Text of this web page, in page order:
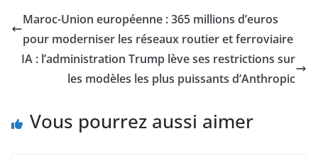
e
b
o
er l s
A
p
p
y
Li
n
k
e
dI
n
Maroc-Union européenne : 365 millions d’euros
pour moderniser les réseaux routier et ferroviaire
IA : l’administration Trump lève ses restrictions sur
les modèles les plus puissants d’Anthropic
Vous pourrez aussi aimer